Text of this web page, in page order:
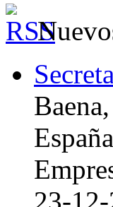
España
23-